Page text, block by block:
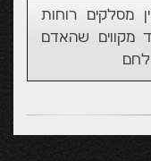
מסלקים רוחות
מקווים שהאדם
לחם